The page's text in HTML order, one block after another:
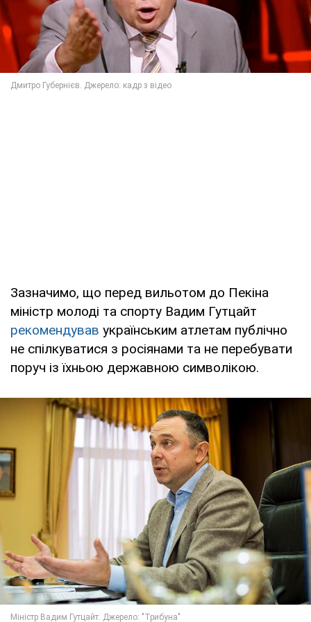
Зазначимо, що перед вильотом до Пекіна
міністр молоді та спорту Вадим Гутцайт
рекомендував українським атлетам публічно
не спілкуватися з росіянами та не перебувати
поруч із їхньою державною символікою.